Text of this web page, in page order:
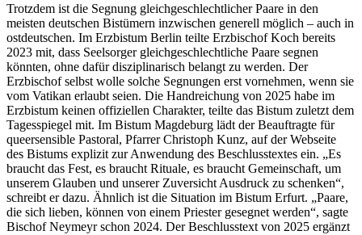
Trotzdem ist die Segnung gleichgeschlechtlicher Paare in den
meisten deutschen Bistümern inzwischen generell möglich – auch in
ostdeutschen. Im Erzbistum Berlin teilte Erzbischof Koch bereits
2023 mit, dass Seelsorger gleichgeschlechtliche Paare segnen
könnten, ohne dafür disziplinarisch belangt zu werden. Der
Erzbischof selbst wolle solche Segnungen erst vornehmen, wenn sie
vom Vatikan erlaubt seien. Die Handreichung von 2025 habe im
Erzbistum keinen offiziellen Charakter, teilte das Bistum zuletzt dem
Tagesspiegel mit. Im Bistum Magdeburg lädt der Beauftragte für
queersensible Pastoral, Pfarrer Christoph Kunz, auf der Webseite
des Bistums explizit zur Anwendung des Beschlusstextes ein. „Es
braucht das Fest, es braucht Rituale, es braucht Gemeinschaft, um
unserem Glauben und unserer Zuversicht Ausdruck zu schenken“,
schreibt er dazu. Ähnlich ist die Situation im Bistum Erfurt. „Paare,
die sich lieben, können von einem Priester gesegnet werden“, sagte
Bischof Neymeyr schon 2024. Der Beschlusstext von 2025 ergänzt